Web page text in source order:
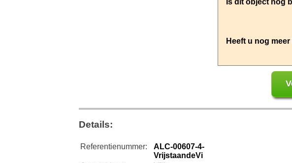
Details:
Referentienummer:
ALC-00607-4-
VrijstaandeVi